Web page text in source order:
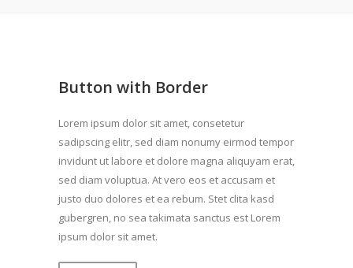
Button with Border
Lorem ipsum dolor sit amet, consetetur
sadipscing elitr, sed diam nonumy eirmod tempor
invidunt ut labore et dolore magna aliquyam erat,
sed diam voluptua. At vero eos et accusam et
justo duo dolores et ea rebum. Stet clita kasd
gubergren, no sea takimata sanctus est Lorem
ipsum dolor sit amet.